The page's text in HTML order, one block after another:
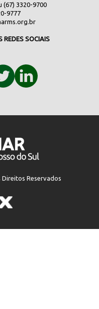
(67) 3320-9700
9777
REDES SOCIAIS
Reservados